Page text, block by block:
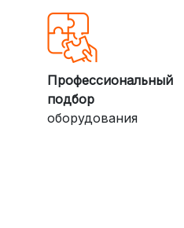
Профессиональный
подбор
оборудования